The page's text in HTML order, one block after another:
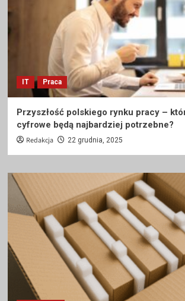
IT Praca
Przyszłość polskiego rynku pracy –
cyfrowe będą najbardziej potrzebne?
Redakcja 22 grudnia, 2025